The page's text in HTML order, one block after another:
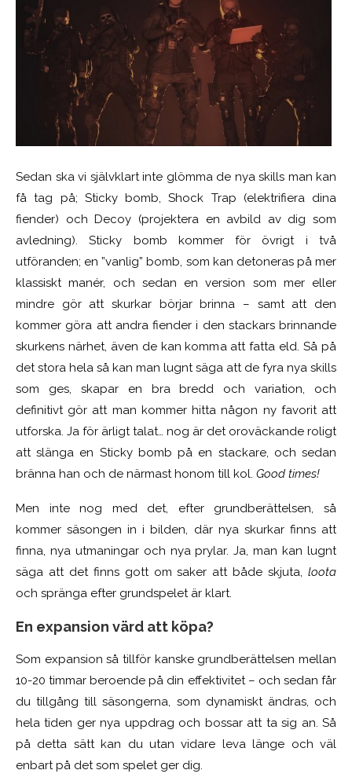
Sedan ska vi självklart inte glömma de nya skills man kan
få tag på; Sticky bomb, Shock Trap (elektrifiera dina
fiender) och Decoy (projektera en avbild av dig som
avledning).Sticky bomb kommer för övrigt i två
utföranden; en ”vanlig” bomb, som kan detoneras på mer
klassiskt manér, och sedan en version som mer eller
mindre gör att skurkar börjar brinna – samt att den
kommer göra att andra fiender i den stackars brinnande
skurkens närhet, även de kan komma att fatta eld. Så på
det stora hela så kan man lugnt säga att de fyra nya skills
som ges, skapar en bra bredd och variation, och
definitivt gör att man kommer hitta någon ny favorit att
utforska. Ja för ärligt talat… nog är det oroväckande roligt
att slänga en Sticky bomb på en stackare, och sedan
bränna han och de närmast honom till kol. Good times!
Men inte nog med det, efter grundberättelsen, så
kommer säsongen in i bilden, där nya skurkar finns att
finna, nya utmaningar och nya prylar. Ja, man kan lugnt
säga att det finns gott om saker att både skjuta, loota
och spränga efter grundspelet är klart.
En expansion värd att köpa?
Som expansion så tillför kanske grundberättelsen mellan
10-20 timmar beroende på din effektivitet – och sedan får
du tillgång till säsongerna, som dynamiskt ändras, och
hela tiden ger nya uppdrag och bossar att ta sig an. Så
på detta sätt kan du utan vidare leva länge och väl
enbart på det som spelet ger dig.